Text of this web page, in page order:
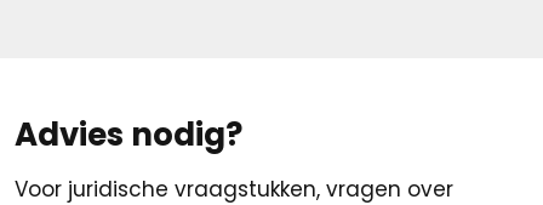
Advies nodig?
Voor juridische vraagstukken, vragen over